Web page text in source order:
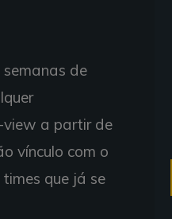
de
view a partir de
vínculo com o
que já se